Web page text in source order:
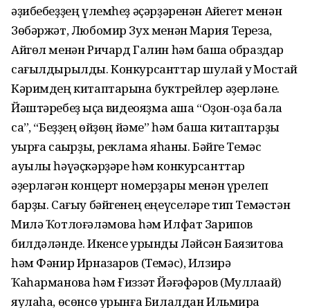
әҙибебеҙҙең үлемһеҙ әҫәрҙәренән Аҡйегет менән
Зөбәржәт, Любомир Зух менән Мария Тереза,
Айгөл менән Ричард Галин һәм башҡа образдар
сағылдырылды. Конкурсанттар шулай уҡ Мостай
Кәримдең китаптарына буктрейлер әҙерләне.
Йәштәребеҙ ҡыҫҡа видеояҙма аша “Оҙон-оҙаҡ бала
саҡ”, “Беҙҙең өйҙөң йәме” һәм башҡа китаптарҙы
уҡырға саҡырҙы, реклама яһаны. Бәйге Темәс
ауылы һәүәҫкәрҙәре һәм конкурсанттар
әҙерләгән концерт номерҙары менән үрелеп
барҙы. Сағыу бәйгенең еңеүселәре тип Темәстән
Милә Ҡотлоғәләмова һәм Илфат Зарипов
билдәләнде. Икенсе урынды Ләйсән Баязитова
һәм Фәнир Ирназаров (Темәс), Илзирә
Ҡаһарманова һәм Ғиззәт Йәғәфәров (Муллаҡай)
яулаһа, өсөнсө урынға Билалдан Ильмира